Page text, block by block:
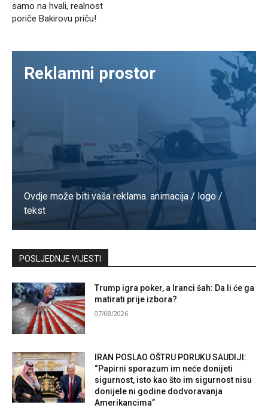
samo na hvali, realnost
poriče Bakirovu priču!
Reklamni prostor
Ovdje može biti vaša reklama. animacija / logo /
tekst
Kontaktirajte nas
POSLJEDNJE VIJESTI
Trump igra poker, a Iranci šah: Da li će ga
matirati prije izbora?
07/08/2026
IRAN POSLAO OŠTRU PORUKU SAUDIJI:
“Papirni sporazum im neće donijeti
sigurnost, isto kao što im sigurnost nisu
donijele ni godine dodvoravanja
Amerikancima”